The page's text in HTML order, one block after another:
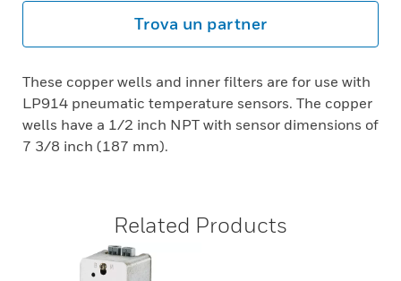
Trova un partner
These copper wells and inner filters are for use with
LP914 pneumatic temperature sensors. The copper
wells have a 1/2 inch NPT with sensor dimensions of
7 3/8 inch (187 mm).
Related Products